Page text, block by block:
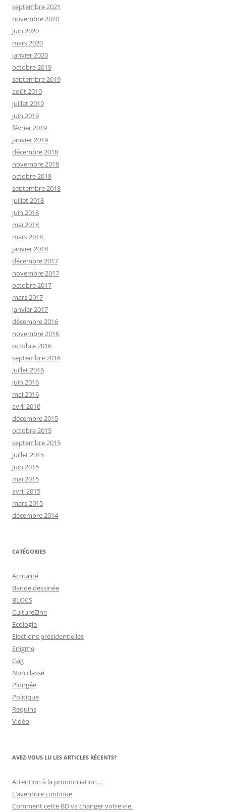
septembre 2021
novembre 2020
juin 2020
mars 2020
janvier 2020
octobre 2019
septembre 2019
août 2019
juillet 2019
juin 2019
février 2019
janvier 2019
décembre 2018
novembre 2018
octobre 2018
septembre 2018
juillet 2018
juin 2018
mai 2018
mars 2018
janvier 2018
décembre 2017
novembre 2017
octobre 2017
mars 2017
janvier 2017
décembre 2016
novembre 2016
octobre 2016
septembre 2016
juillet 2016
juin 2016
mai 2016
avril 2016
décembre 2015
octobre 2015
septembre 2015
juillet 2015
juin 2015
mai 2015
avril 2015
mars 2015
décembre 2014
CATÉGORIES
Actualité
Bande dessinée
BLOCS
CultureZine
Ecologie
Elections présidentielles
Enigme
Gag
Non classé
Plongée
Politique
Requins
Vidéo
AVEZ-VOUS LU LES ARTICLES RÉCENTS?
Attention à la prononciation…
L’aventure continue
Comment cette BD va changer votre vie.